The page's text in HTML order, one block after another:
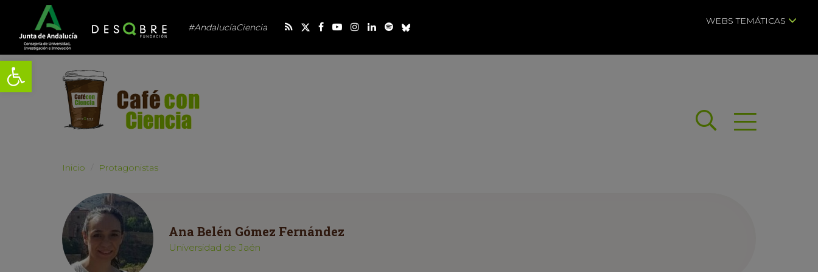
Abrir barra de herramientas
#AndalucíaCiencia
WEBS TEMÁTICAS
BuscarAbrir menú
Inicio Protagonistas
Ana Belén Gómez Fernández
Universidad de Jaén